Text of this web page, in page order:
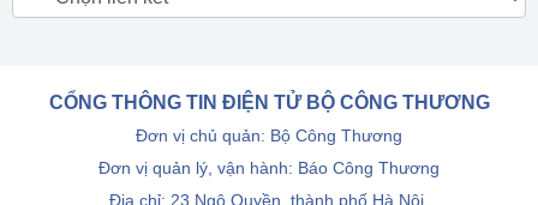
CỔNG THÔNG TIN ĐIỆN TỬ BỘ CÔNG THƯƠNG
Đơn vị chủ quản: Bộ Công Thương
Đơn vị quản lý, vận hành: Báo Công Thương
Địa chỉ: 23 Ngô Quyền, thành phố Hà Nội.